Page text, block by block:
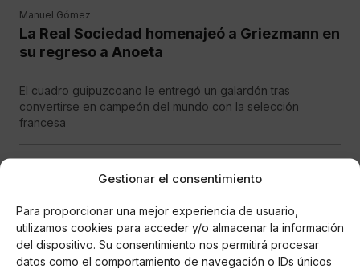
Gestionar el consentimiento
Para proporcionar una mejor experiencia de usuario,
utilizamos cookies para acceder y/o almacenar la información
del dispositivo. Su consentimiento nos permitirá procesar
datos como el comportamiento de navegación o IDs únicos
Manuel Gómez
La Real Sociedad homenajeó a Griezmann en
su regreso a Anoeta
El cuadro guipuzcoano le entregó un galardón tras
convertirse en campeón del mundo con la selección
francesa